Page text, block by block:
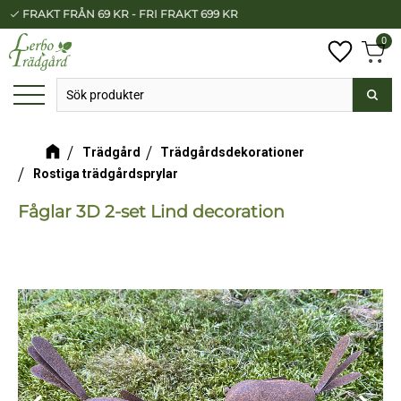
Meny
check FRAKT FRÅN 69 KR - FRI FRAKT 699 KR
0
Trädgård
Trädgårdsdekorationer
Rostiga trädgårdsprylar
Fåglar 3D 2-set Lind decoration